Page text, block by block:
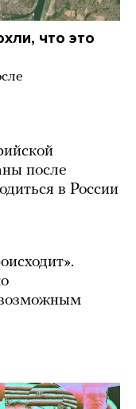
что это
после
в России
возможным